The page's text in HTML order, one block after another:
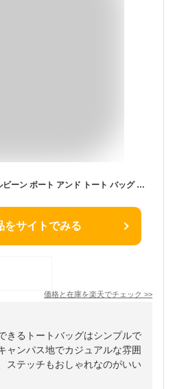
【刺繍可】【公式】エルエルビーン ボート アンド トート バッグ オープン トップ スモール シーズン カラー | メンズ ウィメンズ レディース ユニセックス 男女兼用 アウトドア 名入れ 刺繍 L.L.Bean LLBean llbean llビーン トートバッグ キャンバス 定番 シンプル
をサイトでみる
価格と在庫を楽天でチェック >>
きるトートバッグはシンプルで
ャンパス地でカジュアルな雰囲
ステッチもおしゃれなのがいい